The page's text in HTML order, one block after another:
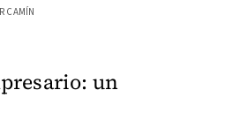
CAMÍN
un